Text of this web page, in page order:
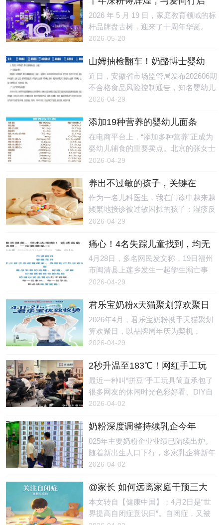
户信息的刑事案件，此案再次引发公众
对母婴信息泄露的关注。倒卖2万余条
客户信息摄影店主非法牟利获刑案情显
示，赵某是一家儿童摄影店的老板。
能连跳几十个，自家孩子却像“手脚分
家”一样？问题的根源可能不在“练得不
够”，而在大脑对身体信号的整合出了
感统失调？感觉统合（简称“感统”），
各感官传来的信息进行整理、分析和处
理，并指挥身体做出适应性反应的能
力。当这套系统运转不畅时，孩子就会
新章——盘古树十周年庆典圆
满举行
2026 年 5 月 19 日，家庭教育领域的标
杆品牌盘古树，迎来了十周年华诞。
以“十年深耕，与爱同行 ”为主题的十周
全国各大名校、知名企业、合作机构等
逾 500位各界名流嘉宾齐聚一堂，共同
见证这一里程碑式的荣耀时刻，为盘古
树十年深耕家庭教育的非凡成就而喝
实力，立行业标杆十年，足以让一颗种
在时光的淬炼中，成长为一个行业的标
杆。盘古树，作为广东广播电视台指定
的家庭教育基地，自创立之初，便肩负
2026-05-20
山姆抽检翻车！奶酪博士婴幼
儿辅食总钠不合格，2589盒已
流入市场
近日，安徽省市场监管局发布202606期
不合格食品风险控制通告，知名婴幼儿
辅食品牌奶酪博士旗下一款婴幼儿罐装
（上海）超市有限责任公司抽检检出，
总钠指标未达标准，婴幼儿食品安全风
险引发社会广泛关注。通告明确，此次
不合格产品为“A2奶酪酸奶（婴幼儿罐
（安徽）食品科技有限公司生产、奶酪
博士（上海）科技有限公司（以下简
称“奶酪博士”）委托代工，生产日期为
2025年11月12日，被抽样单位为山姆
（上海）超市有限责任公司，核心不合
2026-04-29
添加19种营养的婴幼儿面条
是“智商税”？专家：非普遍必
需，少量补充也有意义
在电商平台上，“添加多种营养”正成为
婴幼儿辅食的重要卖点。北京的张女士
（化姓）在选购婴幼儿面条时发现，不
签，从维生素A、B、D，到钙、铁、
锌，再到DHA、益生元，产品标签上的
营养成分越来越丰富。但张女士了解
过，上述成分中，如维生素B具有较强
性，经过高温煮制后，可能会发生损
耗、氧化等现象。这让她产生疑问：在
煮过之后，诸如维生素、DHA等营养成
分，还能被孩子们吃到吗？所谓的“营
养面条”，会是“智商税”吗？食品研发工
2026-04-29
养出不过敏的孩子，关键在
于“平衡”
作为一名儿科医生，我在门诊中越来越
频繁地接诊被过敏困扰的孩子：湿疹反
复发作让孩子夜晚难以安睡，食物过敏
频繁发作导致孩子运动受限，尤其是最
近春暖花开，不少孩子被过敏性鼻炎缠
上，喷嚏不断、眼睛红肿，影响日常生
活。调查显示，儿童过敏性疾病的发病
例，1990年至2010年的20年间，其发
病率每10年增长约50%。但值得欣慰的
是，越来越多的研究表明，过敏并非完
全由基因决定，生命早期的环境因素，
在过敏的发生发展中起着关键作用。不
2026-04-29
痛心！4名失踪儿童找到，均无
生命体征
4月28日，多名网民发文称，19日福州
市闽清县上莲乡发生一起学生溺亡事
故。红星新闻记者从闽清县委宣传部获
日），有4名儿童私自前往自然水域游
泳，不幸溺亡。另据极目新闻消息：28
日晚，闽清县权威部门一名工作人员告
诉记者，4月19日19时许，闽清县上莲
安、应急等部门第一时间介入开展搜寻
工作，当地也组织了干部、群众加入搜
寻。当天20时33分许，到次日凌晨0时
25分许，先后在上莲乡某村庄一处溪水
内捞起4名失踪儿童，均无生命体征。
2026-04-29
君乐宝奶粉x天猫聚划算欢聚日
圆满收官，引爆亲子户外新浪
潮
2026年4月，君乐宝奶粉携手天猫聚划
算欢聚日，以品牌周年庆为契机，
以“放风山野 宝护成长”为主题，成功举
达人种草以及品牌溯源的春日营销盛
事。活动期间，君乐宝奶粉不仅实现了
销售与声量的双向爆发，更在新生代父
母群体中，深度传递了“脑体双优”的科
题春季育儿痛点随着“户外遛娃”成为新
的探索欲与换季敏感期的健康隐患，成
为家长们的核心焦虑。君乐宝敏锐地捕
捉到这一需求，以“把自己还给山野，
2026-04-29
2秒升温至183℃！网红手工玩
具暗藏风险，有女孩被烧伤
最近一种叫“拼豆”手工玩具简直承包了
很多网友的休闲时光色彩好看、DIY自
由、做完超有成就感学生党、年轻人更
到看起来可可爱爱的手工玩具背后藏着
致命危险前不久一段视频在网上引发关
注↓↓↓REC画面中：一名小女孩在家
玩“拼豆”时，配套使用的小熨斗突然漏
电源，但手部仍不幸被烧伤。小熨斗突
看似可爱的玩具究竟隐藏着怎样的使用
风险？近日宁波市镇海区消防救援局联
2026-04-02
奶粉深度调整持续乳企今年
要“抢份额”，营养品同质化竞争
待解
025年主要奶粉企业业绩已陆续出炉。
随着新出生人口下行，多家乳企将新年
任务定为“抢份额”，市场集中度面临进
速布局营养品赛道，同质化竞争的问题
随之显现。新年目标：抢份额“今年新
年誓师大会的主题就是‘狭路相逢勇者
胜’。”一家国内奶粉企业负责人告诉记
2026-04-02
@家长 如何远离家庭干预三大
常见误区｜世界提高自闭症意
识日
本文转自【健康中国】；4月2日是“世
界提高自闭症意识日”。自闭症，又被